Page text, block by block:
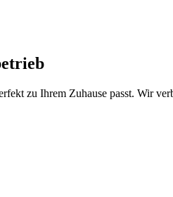
zu Ihrem Zuhause passt. Wir